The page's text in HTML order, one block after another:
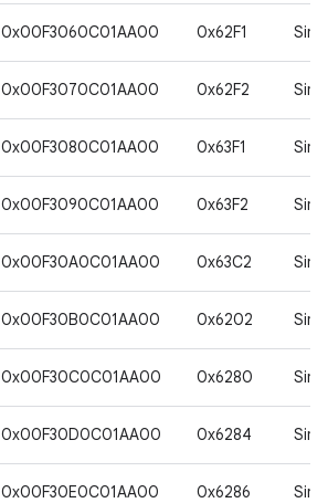
0x00F3060C01AA00 0x62F1 Sim*
0x00F3070C01AA00 0x62F2 Sim*
0x00F3080C01AA00 0x63F1 Sim*
0x00F3090C01AA00 0x63F2 Sim*
0x00F30A0C01AA00 0x63C2 Sim*
0x00F30B0C01AA00 0x6202 Sim*
0x00F30C0C01AA00 0x6280 Sim*
0x00F30D0C01AA00 0x6284 Sim*
0x00F30E0C01AA00 0x6286 Sim*